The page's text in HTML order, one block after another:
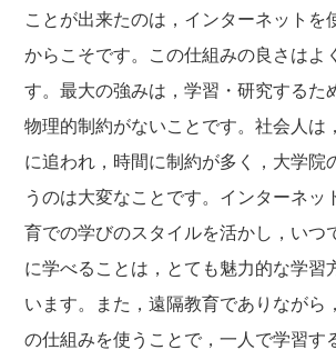
ことが出来たのは，インターネットを
からこそです。この仕組みの良さはよ
す。最大の強みは，学習・研究するた
物理的制約がないことです。社会人は
に追われ，時間に制約が多く，大学院
うのは大変なことです。インターネッ
育での学びのスタイルを活かし，いつ
に学べることは，とても魅力的な学習
います。また，遠隔教育でありながら
の仕組みを使うことで，一人で学習す